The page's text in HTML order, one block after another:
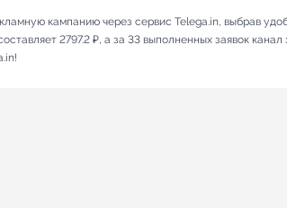
кампанию через сервис Telega.in, выбрав
2797.2 ₽, а за 33 выполненных заявок